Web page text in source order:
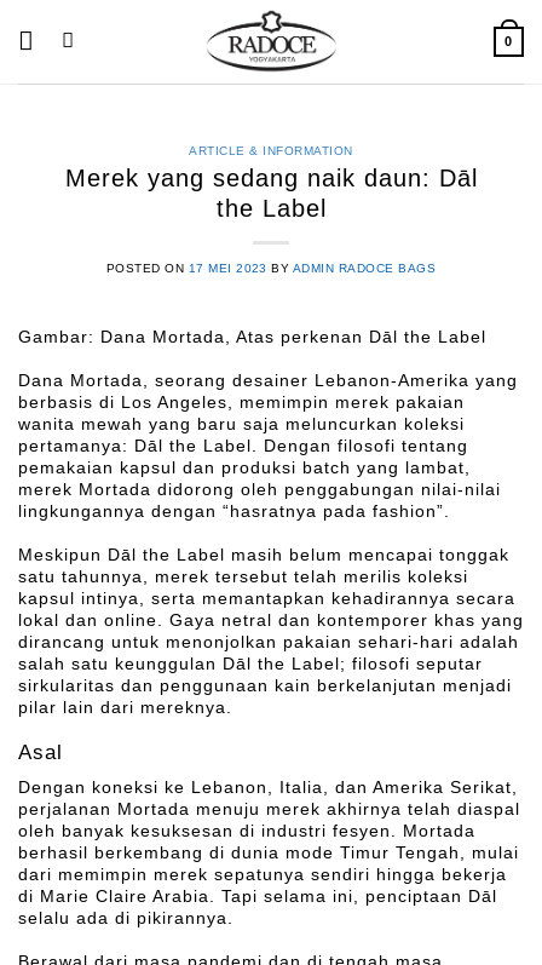
content
0
ARTICLE & INFORMATION
Merek yang sedang naik daun: Dāl
the Label
POSTED ON 17 MEI 2023 BY ADMIN RADOCE BAGS
Gambar: Dana Mortada, Atas perkenan Dāl the Label
Dana Mortada, seorang desainer Lebanon-Amerika yang
berbasis di Los Angeles, memimpin merek pakaian
wanita mewah yang baru saja meluncurkan koleksi
pertamanya: Dāl the Label. Dengan filosofi tentang
pemakaian kapsul dan produksi batch yang lambat,
merek Mortada didorong oleh penggabungan nilai-nilai
lingkungannya dengan “hasratnya pada fashion”.
Meskipun Dāl the Label masih belum mencapai tonggak
satu tahunnya, merek tersebut telah merilis koleksi
kapsul intinya, serta memantapkan kehadirannya secara
lokal dan online. Gaya netral dan kontemporer khas yang
dirancang untuk menonjolkan pakaian sehari-hari adalah
salah satu keunggulan Dāl the Label; filosofi seputar
sirkularitas dan penggunaan kain berkelanjutan menjadi
pilar lain dari mereknya.
Asal
Dengan koneksi ke Lebanon, Italia, dan Amerika Serikat,
perjalanan Mortada menuju merek akhirnya telah diaspal
oleh banyak kesuksesan di industri fesyen. Mortada
berhasil berkembang di dunia mode Timur Tengah, mulai
dari memimpin merek sepatunya sendiri hingga bekerja
di Marie Claire Arabia. Tapi selama ini, penciptaan Dāl
selalu ada di pikirannya.